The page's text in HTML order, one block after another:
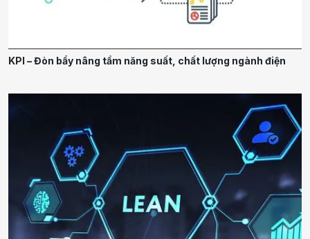
KPI – Đòn bẩy nâng tầm năng suất, chất lượng ngành điện